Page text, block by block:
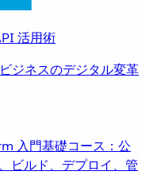
活用術
ジネスのデジタル変革
入門基礎コース：公
ビルド、デプロイ、管